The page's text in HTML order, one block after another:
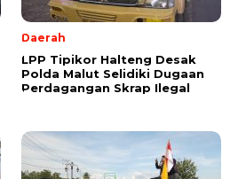
Daerah
LPP Tipikor Halteng Desak
Polda Malut Selidiki Dugaan
Perdagangan Skrap Ilegal